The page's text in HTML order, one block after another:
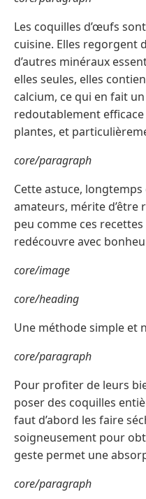
Les coquilles d’œufs
cuisine. Elles regorgent
d’autres minéraux
elles seules, elles
calcium, ce qui en fait
redoutablement
plantes, et
core/paragraph
Cette astuce,
amateurs, mérite d’être
peu comme ces
redécouvre avec
core/image
core/heading
Une méthode simple et
core/paragraph
Pour profiter de leurs
poser des coquilles
faut d’abord les faire
soigneusement pour
geste permet une
core/paragraph